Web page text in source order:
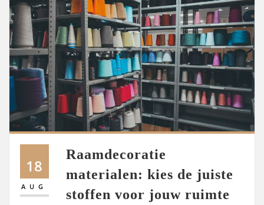
18
AUG
Raamdecoratie
materialen: kies de juiste
stoffen voor jouw ruimte